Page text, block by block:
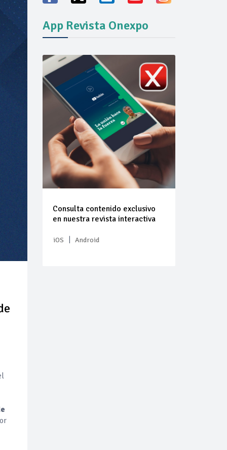
del mercado
App Revista Onexpo
Consulta contenido exclusivo
en nuestra revista interactiva
iOS | Android